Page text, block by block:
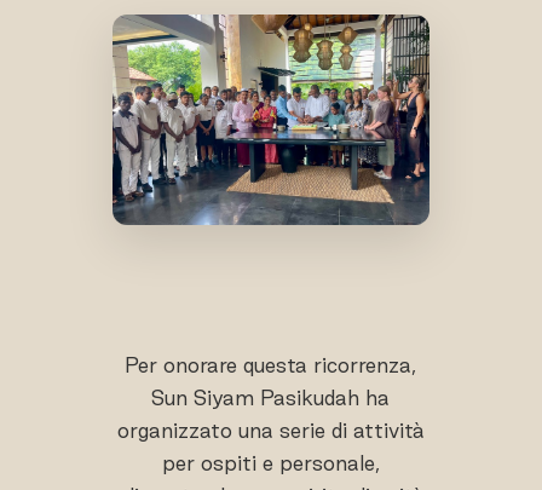
Per onorare questa ricorrenza,
Sun Siyam Pasikudah ha
organizzato una serie di attività
per ospiti e personale,